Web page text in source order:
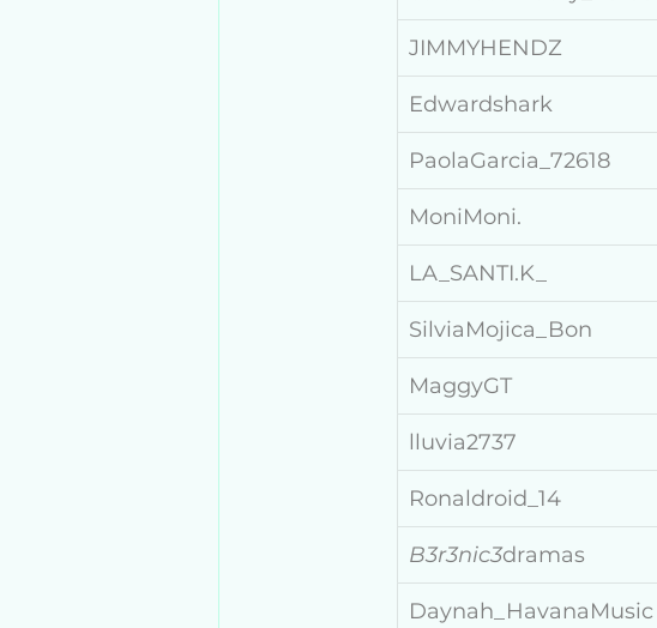
JIMMYHENDZ
Edwardshark
PaolaGarcia_72618
MoniMoni.
LA_SANTI.K_
SilviaMojica_Bon
MaggyGT
lluvia2737
Ronaldroid_14
B3r3nic3dramas
Daynah_HavanaMusic